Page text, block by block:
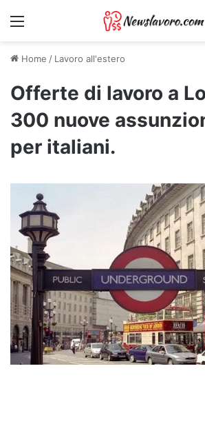
Menu
Home / Lavoro all'estero
Offerte di lavoro a
300 nuove
per italiani.